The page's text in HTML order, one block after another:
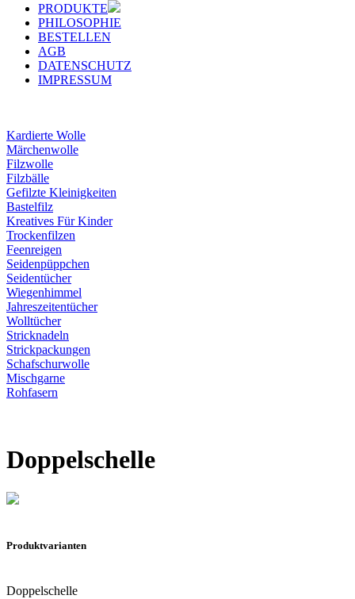
PRODUKTE
PHILOSOPHIE
BESTELLEN
AGB
DATENSCHUTZ
IMPRESSUM
Kardierte Wolle
Märchenwolle
Filzwolle
Filzbälle
Gefilzte Kleinigkeiten
Bastelfilz
Kreatives Für Kinder
Trockenfilzen
Feenreigen
Seidenpüppchen
Seidentücher
Wiegenhimmel
Jahreszeitentücher
Wolltücher
Stricknadeln
Strickpackungen
Schafschurwolle
Mischgarne
Rohfasern
Doppelschelle
Produktvarianten
Doppelschelle